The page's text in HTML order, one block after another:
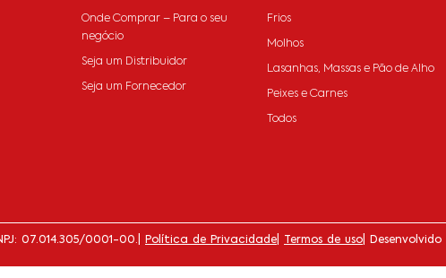
Onde Comprar – Para o seu
negócio
Seja um Distribuidor
Seja um Fornecedor
Frios
Molhos
Lasanhas, Massas e Pão de Alho
Peixes e Carnes
Todos
07.014.305/0001-00. Política de Privacidade Termos de uso |